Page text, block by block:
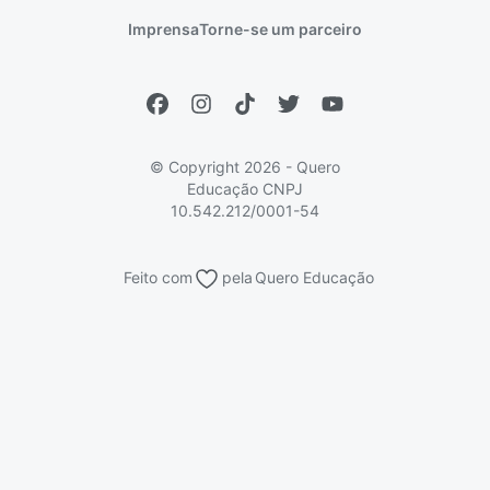
Vs Mais Estudo/Neora Educa Brasil
ImprensaTorne-se um parceiro
© Copyright 2026 - Quero
Educação CNPJ
10.542.212/0001-54
Feito com pelaQuero Educação